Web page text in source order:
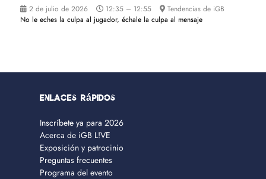
2 de julio de 2026
12:35 – 12:55
Tendencias de iGB
No le eches la culpa al jugador, échale la culpa al mensaje
Enlaces rápidos
Inscríbete ya para 2026
Acerca de iGB L!VE
Exposición y patrocinio
Preguntas frecuentes
Programa del evento